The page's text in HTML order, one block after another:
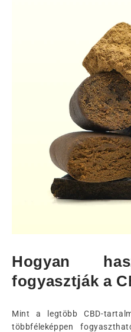
Hogyan
fogyasztják a
Mint a legtöbb CBD-
többféleképpen